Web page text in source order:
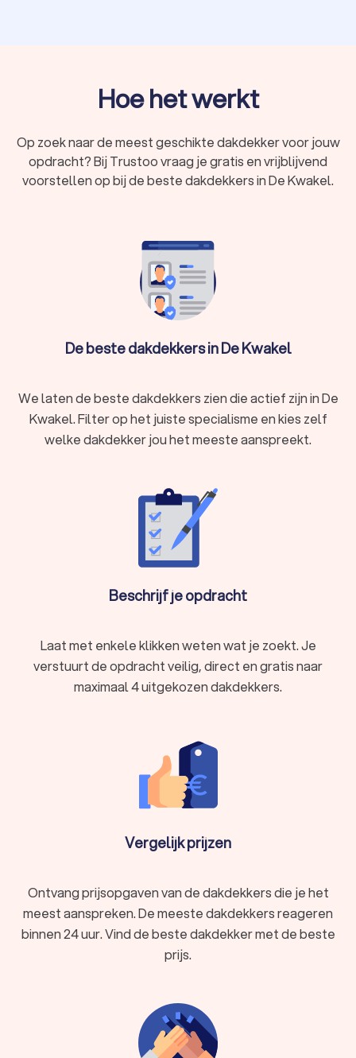
Hoe het werkt
Op zoek naar de meest geschikte dakdekker voor jouw
opdracht? Bij Trustoo vraag je gratis en vrijblijvend
voorstellen op bij de beste dakdekkers in De Kwakel.
De beste dakdekkers in De Kwakel
We laten de beste dakdekkers zien die actief zijn in De
Kwakel. Filter op het juiste specialisme en kies zelf
welke dakdekker jou het meeste aanspreekt.
Beschrijf je opdracht
Laat met enkele klikken weten wat je zoekt. Je
verstuurt de opdracht veilig, direct en gratis naar
maximaal 4 uitgekozen dakdekkers.
Vergelijk prijzen
Ontvang prijsopgaven van de dakdekkers die je het
meest aanspreken. De meeste dakdekkers reageren
binnen 24 uur. Vind de beste dakdekker met de beste
prijs.